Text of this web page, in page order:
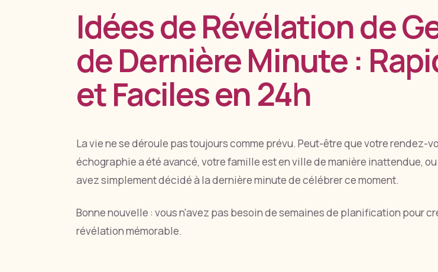
Idées de Révélation de
de Dernière Minute :
et Faciles en 24h
La vie ne se déroule pas toujours comme prévu. Peut-être que votre rendez-
échographie a été avancé, votre famille est en ville de manière inattendue,
avez simplement décidé à la dernière minute de célébrer ce moment.
Bonne nouvelle : vous n'avez pas besoin de semaines de planification pour
révélation mémorable.